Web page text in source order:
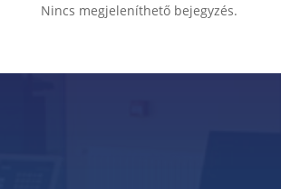
Nincs megjeleníthető bejegyzés.